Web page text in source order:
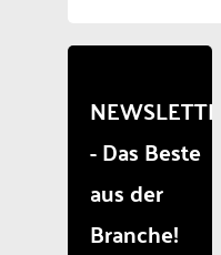
due to
that
are
not
disclosed
to the
The
- Das Beste
aus der
Branche!